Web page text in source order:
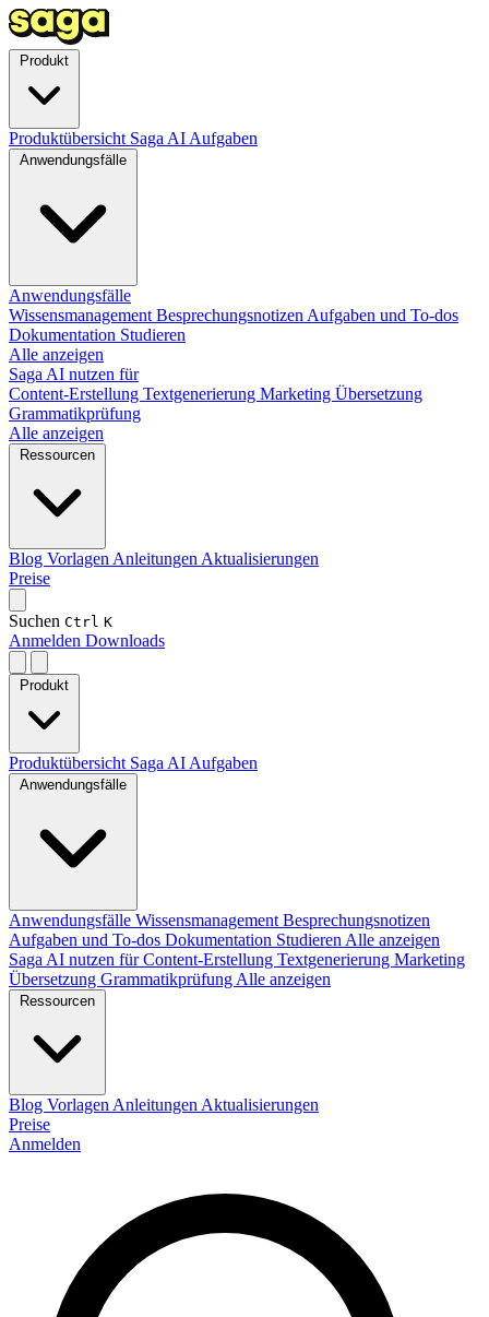
Produktübersicht Saga AI Aufgaben
Anwendungsfälle
Wissensmanagement Besprechungsnotizen Aufgaben und To-dos
Dokumentation Studieren
Alle anzeigen
Saga AI nutzen für
Content-Erstellung Textgenerierung Marketing Übersetzung
Grammatikprüfung
Alle anzeigen
Blog Vorlagen Anleitungen Aktualisierungen
Preise
Suchen Ctrl K
Anmelden Downloads
Produktübersicht Saga AI Aufgaben
Anwendungsfälle Wissensmanagement Besprechungsnotizen
Aufgaben und To-dos Dokumentation Studieren Alle anzeigen
Saga AI nutzen fürContent-Erstellung Textgenerierung Marketing
Übersetzung Grammatikprüfung Alle anzeigen
Blog Vorlagen Anleitungen Aktualisierungen
Preise
Anmelden